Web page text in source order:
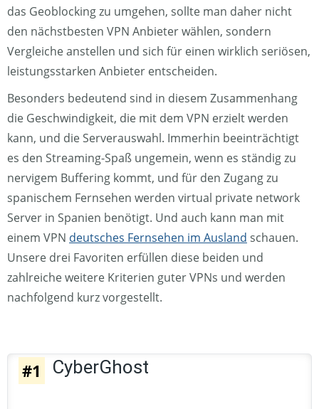
das Geoblocking zu umgehen, sollte man daher nicht
den nächstbesten VPN Anbieter wählen, sondern
Vergleiche anstellen und sich für einen wirklich seriösen,
leistungsstarken Anbieter entscheiden.
Besonders bedeutend sind in diesem Zusammenhang
die Geschwindigkeit, die mit dem VPN erzielt werden
kann, und die Serverauswahl. Immerhin beeinträchtigt
es den Streaming-Spaß ungemein, wenn es ständig zu
nervigem Buffering kommt, und für den Zugang zu
spanischem Fernsehen werden virtual private network
Server in Spanien benötigt. Und auch kann man mit
einem VPN deutsches Fernsehen im Ausland schauen.
Unsere drei Favoriten erfüllen diese beiden und
zahlreiche weitere Kriterien guter VPNs und werden
nachfolgend kurz vorgestellt.
#1 CyberGhost